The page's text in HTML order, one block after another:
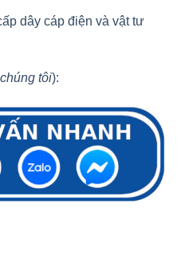
dây cáp điện và vật tư
tôi):